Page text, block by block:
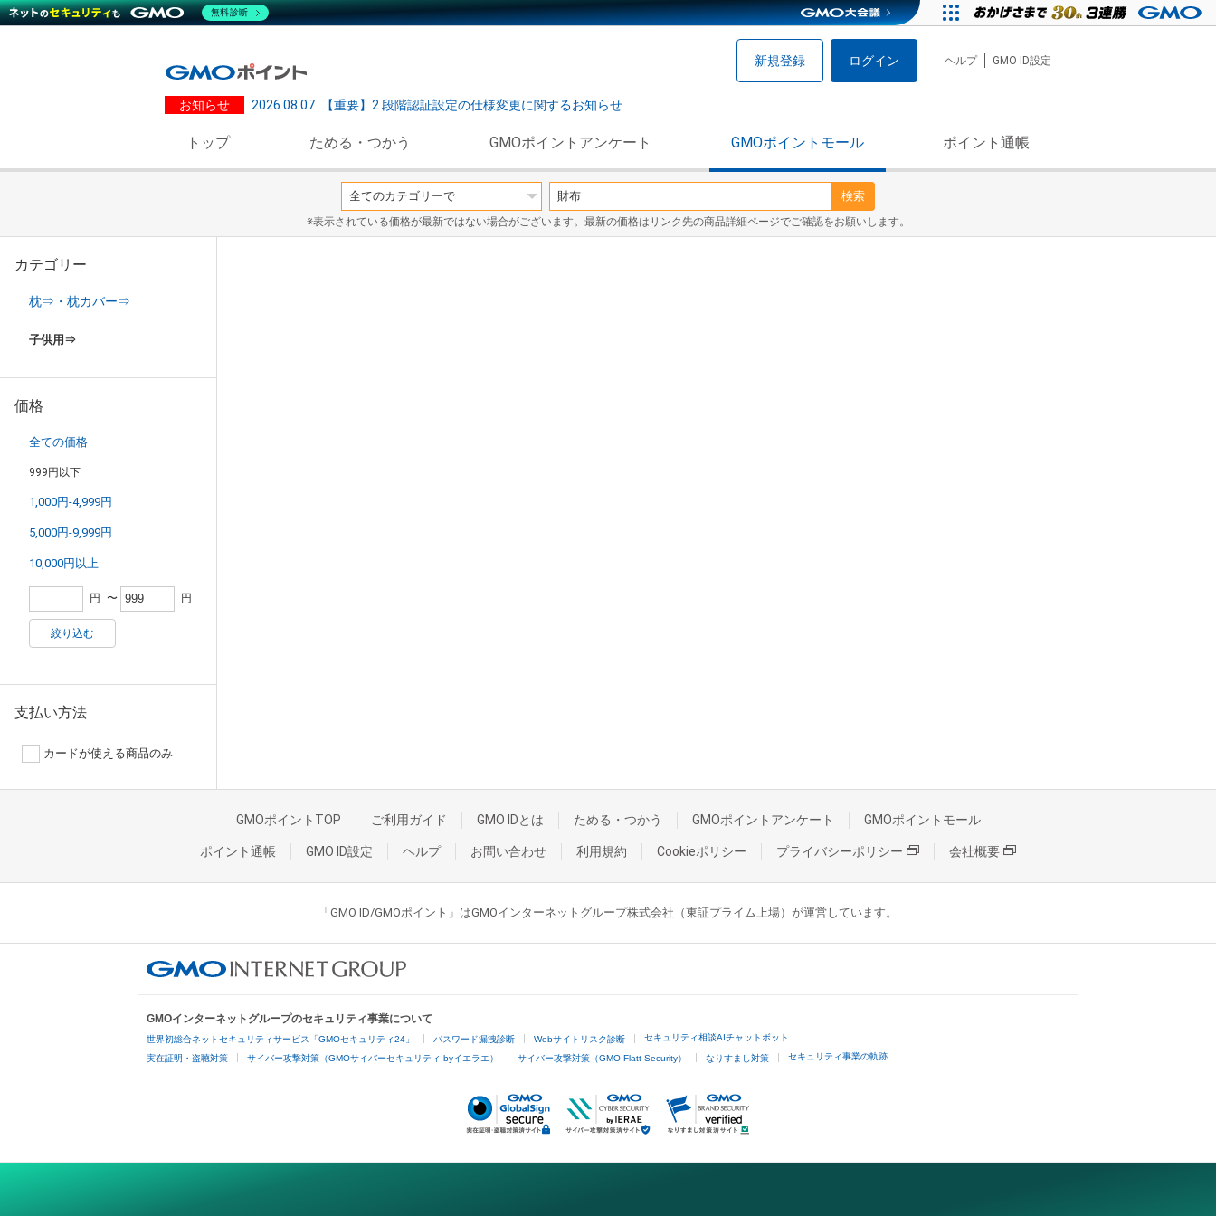
新規登録 ログイン ヘルプ GMO ID設定
お知らせ 2026.08.07 【重要】2 段階認証設定の仕様変更に関するお知らせ
トップ ためる・つかう GMOポイントアンケート GMOポイントモール ポイント通帳
検索
※表示されている価格が最新ではない場合がございます。最新の価格はリンク先の商品詳細ページでご確認をお願いします。
カテゴリー
枕⇒・枕カバー⇒
子供用⇒
価格
全ての価格
999円以下
1,000円-4,999円
5,000円-9,999円
10,000円以上
円 〜 円
絞り込む
支払い方法
カードが使える商品のみ
GMOポイントTOP ご利用ガイド GMO IDとは ためる・つかう GMOポイントアンケート GMOポイントモール
ポイント通帳 GMO ID設定 ヘルプ お問い合わせ 利用規約 Cookieポリシー プライバシーポリシー 会社概要
「GMO ID/GMOポイント」はGMOインターネットグループ株式会社（東証プライム上場）が運営しています。
GMOインターネットグループのセキュリティ事業について
世界初総合ネットセキュリティサービス「GMOセキュリティ24」 パスワード漏洩診断 Webサイトリスク診断 セキュリティ相談AIチャットボット
実在証明・盗聴対策 サイバー攻撃対策（GMOサイバーセキュリティ byイエラエ） サイバー攻撃対策（GMO Flatt Security） なりすまし対策 セキュリティ事業の軌跡
無料診断